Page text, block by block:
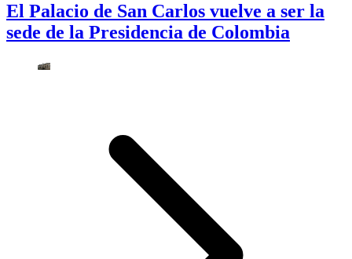
El Palacio de San Carlos vuelve a ser la
sede de la Presidencia de Colombia